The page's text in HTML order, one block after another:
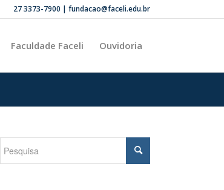
27 3373-7900 | fundacao@faceli.edu.br
Faculdade Faceli Ouvidoria